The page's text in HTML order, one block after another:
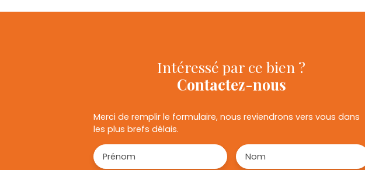
Intéressé par ce bien ?
Contactez-nous
Merci de remplir le formulaire, nous reviendrons vers vous dans
les plus brefs délais.
Prénom Nom